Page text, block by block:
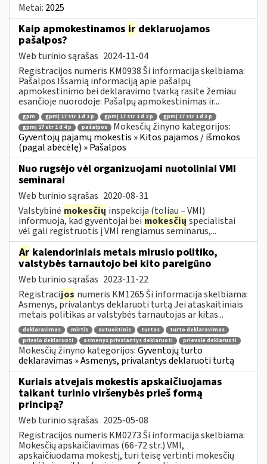
Metai: 2025
Kaip apmokestinamos ir deklaruojamos
pašalpos?
Web turinio sąrašas 2024-11-04
Registracijos numeris KM0938 Ši informacija skelbiama:
Pašalpos Išsamią informaciją apie pašalpų
apmokestinimo bei deklaravimo tvarką rasite žemiau
esančioje nuorodoje: Pašalpų apmokestinimas ir...
gpm gpmį 17 str 1 d 1 p gpmį 17 str 1 d 2 p
gpmį 17 str 1 d 3 p
gpmį 17 str 1 d 4 p
pašalpos
Mokesčių žinyno kategorijos:
Gyventojų pajamų mokestis » Kitos pajamos / išmokos
(pagal abėcėlę) » Pašalpos
Nuo rugsėjo vėl organizuojami nuotoliniai VMI
seminarai
Web turinio sąrašas 2020-08-31
Valstybinė mokesčių inspekcija (toliau – VMI)
informuoja, kad gyventojai bei mokesčių specialistai
vėl gali registruotis į VMI rengiamus seminarus,...
Ar kalendoriniais metais mirusio politiko,
valstybės tarnautojo bei kito pareigūno
Web turinio sąrašas 2023-11-22
Registracijos numeris KM1265 Ši informacija skelbiama:
Asmenys, privalantys deklaruoti turtą Jei ataskaitiniais
metais politikas ar valstybės tarnautojas ar kitas...
deklaravimas mirtis sutuoktinis turtas
turto deklaravimas
privalo deklaruoti
asmenys privalantys deklaruoti prievolė deklaruoti
Mokesčių žinyno kategorijos:Gyventojų turto
deklaravimas » Asmenys, privalantys deklaruoti turtą
Kuriais atvejais mokestis apskaičiuojamas
taikant turinio viršenybės prieš formą
principą?
Web turinio sąrašas 2025-05-08
Registracijos numeris KM0273 Ši informacija skelbiama:
Mokesčių apskaičiavimas (66-72 str.) VMI,
apskaičiuodama mokestį, turi teisę vertinti mokesčių